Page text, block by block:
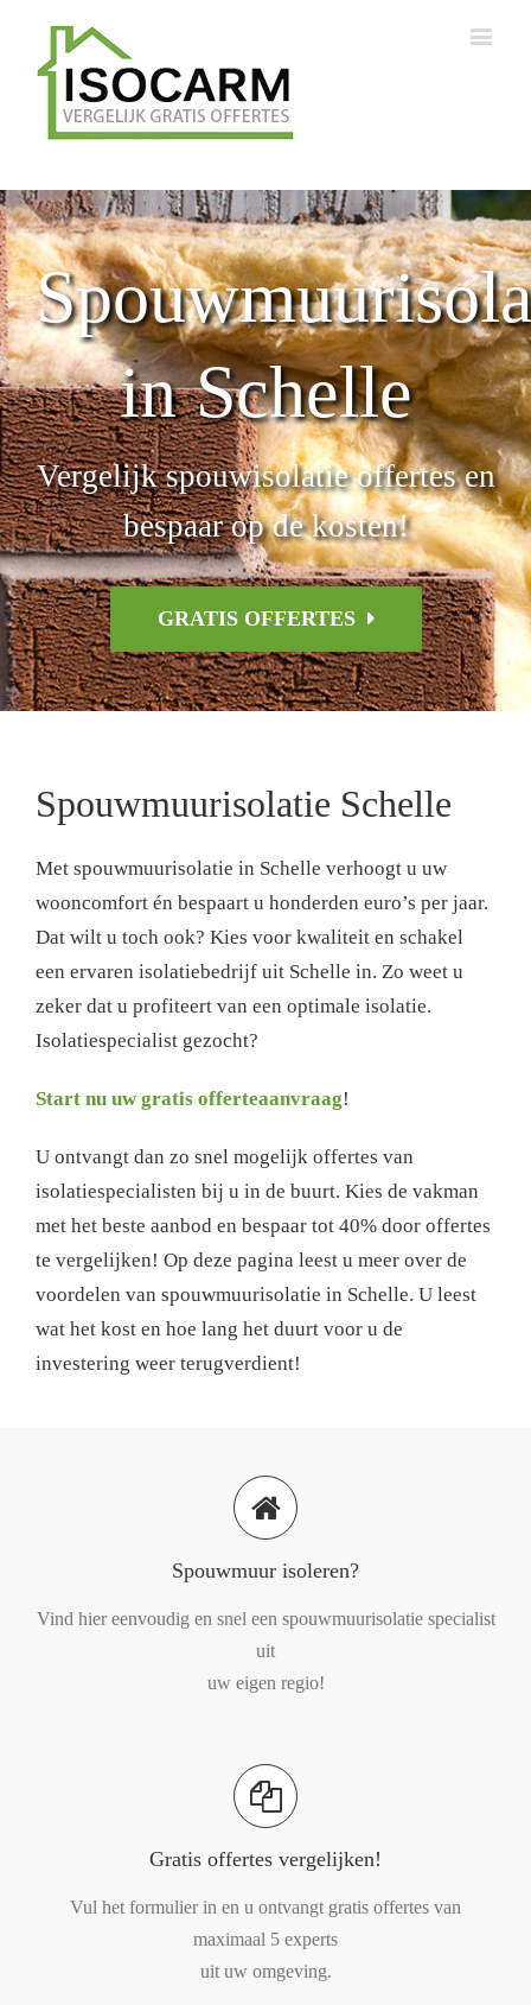
in Schelle
Vergelijk spouwisolatie offertes en
bespaar op de kosten!
GRATIS OFFERTES
Spouwmuurisolatie Schelle
Met spouwmuurisolatie in Schelle verhoogt u uw
wooncomfort én bespaart u honderden euro’s per jaar.
Dat wilt u toch ook? Kies voor kwaliteit en schakel
een ervaren isolatiebedrijf uit Schelle in. Zo weet u
zeker dat u profiteert van een optimale isolatie.
Isolatiespecialist gezocht?
Start nu uw gratis offerteaanvraag!
U ontvangt dan zo snel mogelijk offertes van
isolatiespecialisten bij u in de buurt. Kies de vakman
met het beste aanbod en bespaar tot 40% door offertes
te vergelijken! Op deze pagina leest u meer over de
voordelen van spouwmuurisolatie in Schelle. U leest
wat het kost en hoe lang het duurt voor u de
investering weer terugverdient!
Spouwmuur isoleren?
Vind hier eenvoudig en snel een spouwmuurisolatie specialist
uit
uw eigen regio!
Gratis offertes vergelijken!
Vul het formulier in en u ontvangt gratis offertes van
maximaal 5 experts
uit uw omgeving.